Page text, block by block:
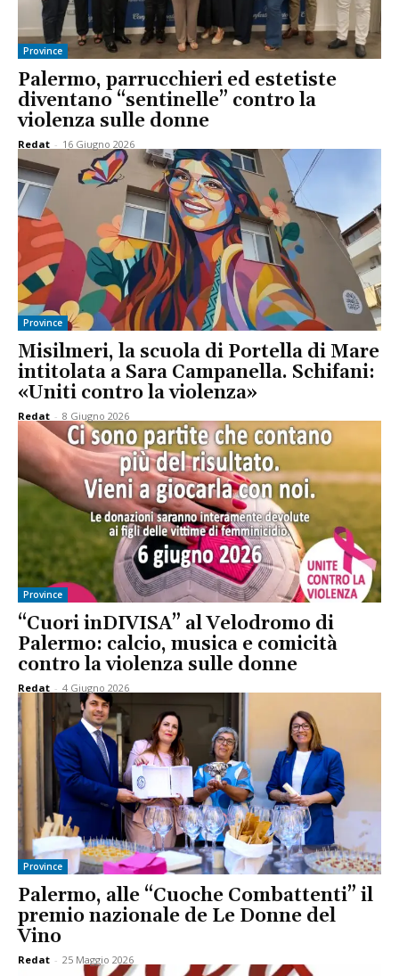
Province
Palermo, parrucchieri ed estetiste
diventano “sentinelle” contro la
violenza sulle donne
Redat - 16 Giugno 2026
Province
Misilmeri, la scuola di Portella di Mare
intitolata a Sara Campanella. Schifani:
«Uniti contro la violenza»
Redat - 8 Giugno 2026
Province
“Cuori inDIVISA” al Velodromo di
Palermo: calcio, musica e comicità
contro la violenza sulle donne
Redat - 4 Giugno 2026
Province
Palermo, alle “Cuoche Combattenti” il
premio nazionale de Le Donne del
Vino
Redat - 25 Maggio 2026